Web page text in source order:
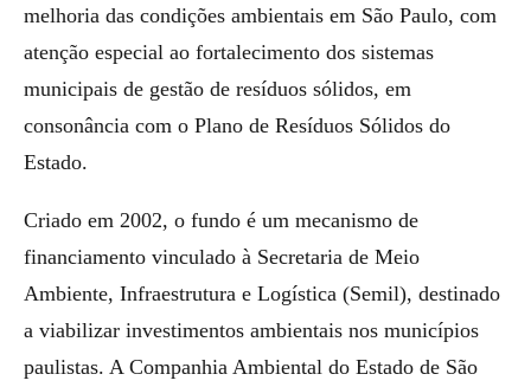
melhoria das condições ambientais em São Paulo, com
atenção especial ao fortalecimento dos sistemas
municipais de gestão de resíduos sólidos, em
consonância com o Plano de Resíduos Sólidos do
Estado.
Criado em 2002, o fundo é um mecanismo de
financiamento vinculado à Secretaria de Meio
Ambiente, Infraestrutura e Logística (Semil), destinado
a viabilizar investimentos ambientais nos municípios
paulistas. A Companhia Ambiental do Estado de São